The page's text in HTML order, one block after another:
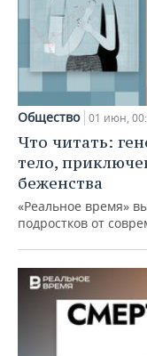
Общество 01 июн,
Что читать:
тело,
беженства
«Реальное время»
подростков от